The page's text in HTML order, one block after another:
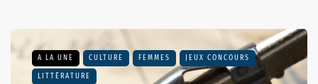
A LA UNE CULTURE FEMMES JEUX CONCOURS
LITTÉRATURE